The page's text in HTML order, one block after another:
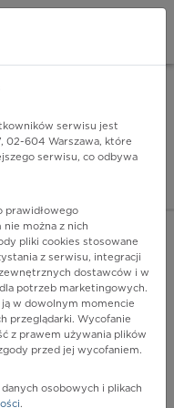
lider
serwisu jest
02-604 Warszawa, które
serwisu, co odbywa
prawidłowego
można z nich
pliki cookies stosowane
z serwisu, integracji
dostawców i w
potrzeb marketingowych.
w dowolnym momencie
przeglądarki. Wycofanie
z prawem używania plików
przed jej wycofaniem.
osobowych i plikach
.
INSTALUJ